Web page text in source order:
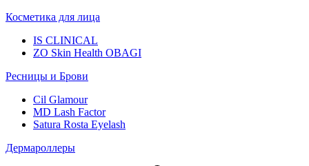
Косметика для лица
IS CLINICAL
ZO Skin Health OBAGI
Ресницы и Брови
Cil Glamour
MD Lash Factor
Satura Rosta Eyelash
Дермароллеры